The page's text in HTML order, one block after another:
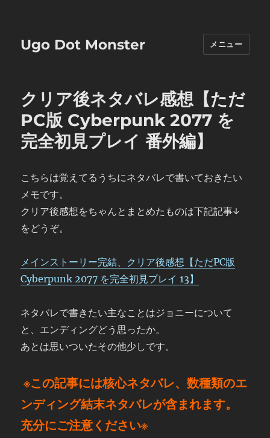
Ugo Dot Monster メニュー
クリア後ネタバレ感想【ただ
PC版 Cyberpunk 2077 を
完全初見プレイ 番外編】
こちらは覚えてるうちにネタバレで書いておきたい
メモです。
クリア後感想をちゃんとまとめたものは下記記事↓
をどうぞ。
メインストーリー完結、クリア後感想【ただPC版
Cyberpunk 2077 を完全初見プレイ 13】
ネタバレで書きたい主なことはジョニーについて
と、エンディングどう思ったか。
あとは思いついたその他少しです。
※この記事には核心ネタバレ、数種類のエ
ンディング結末ネタバレが含まれます。
充分にご注意ください※